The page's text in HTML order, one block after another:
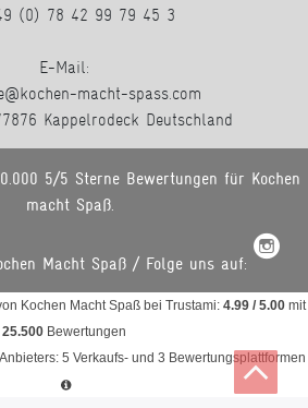
(0) 78 42 99 79 45 3
E-Mail:
macht-spass.com
Kappelrodeck Deutschland
5/5 Sterne Bewertungen für Kochen
macht Spaß.
Macht Spaß / Folge uns auf:
Kochen Macht Spaß bei Trustami: 4.99 / 5.00 mit
25.500 Bewertungen
5 Verkaufs- und 3 Bewertungsplattformen